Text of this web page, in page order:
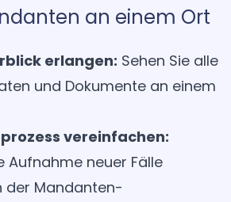
an einem Ort
erlangen: Sehen Sie alle
und Dokumente an einem
vereinfachen:
Aufnahme neuer Fälle
der Mandanten-